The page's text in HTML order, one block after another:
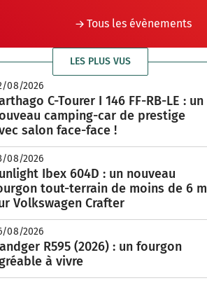
Tous les évènements
LES PLUS VUS
08/2026
C-Tourer I 146 FF-RB-LE : un
camping-car de prestige
salon face-face !
08/2026
Ibex 604D : un nouveau
tout-terrain de moins de 6 m
Volkswagen Crafter
08/2026
R595 (2026) : un fourgon
à vivre